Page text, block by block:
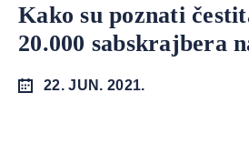
Kako su poznati
20.000 sabskrajbera
22. JUN. 2021.